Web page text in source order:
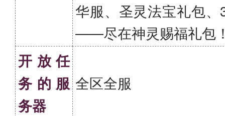
华服、圣灵法宝礼包
——尽在神灵赐福礼包
开放任
务的服
务器
全区全服